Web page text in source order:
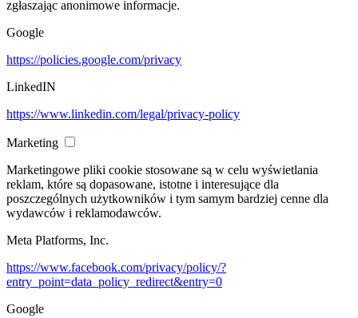
zgłaszając anonimowe informacje.
Google
https://policies.google.com/privacy
LinkedIN
https://www.linkedin.com/legal/privacy-policy
Marketing
Marketingowe pliki cookie stosowane są w celu wyświetlania
reklam, które są dopasowane, istotne i interesujące dla
poszczególnych użytkowników i tym samym bardziej cenne dla
wydawców i reklamodawców.
Meta Platforms, Inc.
https://www.facebook.com/privacy/policy/?
entry_point=data_policy_redirect&entry=0
Google